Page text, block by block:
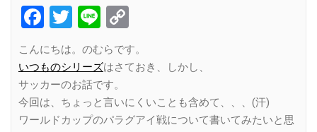
Facebook
Twitter
Line
Link
こんにちは。のむらです。
いつものシリーズはさておき、しかし、
サッカーのお話です。
今回は、ちょっと言いにくいことも含めて、、、(汗)
ワールドカップのパラグアイ戦について書いてみたいと思